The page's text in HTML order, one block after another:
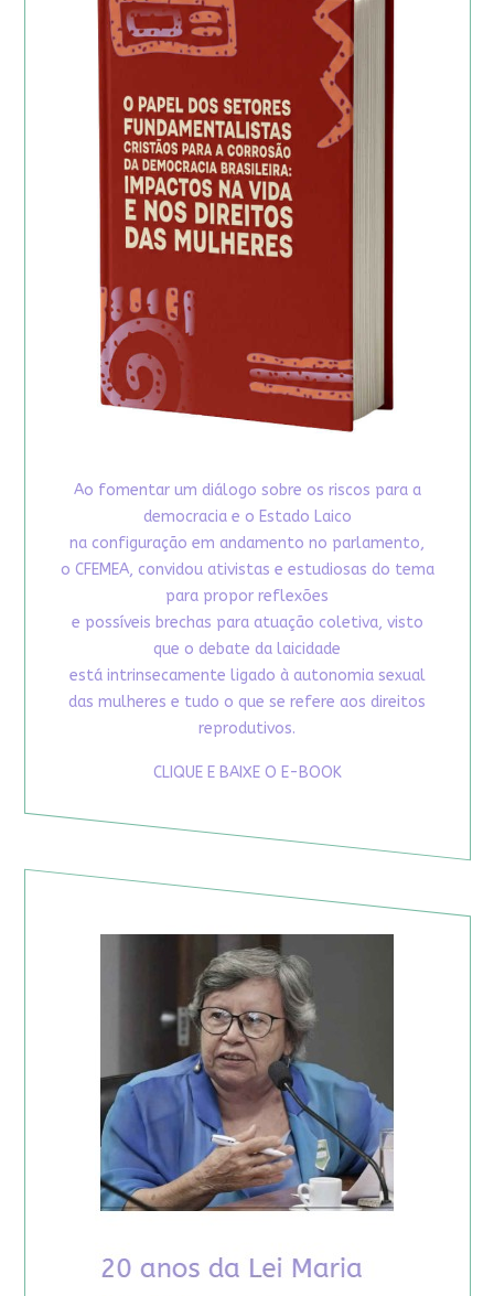
Ao fomentar um diálogo sobre os riscos para a
democracia e o Estado Laico
na configuração em andamento no parlamento,
o CFEMEA, convidou ativistas e estudiosas do tema
para propor reflexões
e possíveis brechas para atuação coletiva, visto
que o debate da laicidade
está intrinsecamente ligado à autonomia sexual
das mulheres e tudo o que se refere aos direitos
reprodutivos.
CLIQUE E BAIXE O E-BOOK